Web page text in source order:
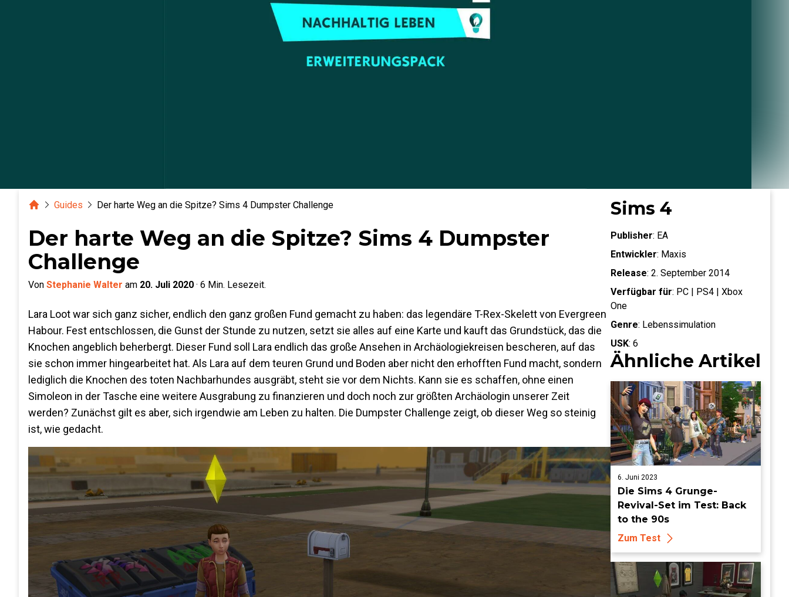
HomeGuides Der harte Weg an die Spitze? Sims 4 Dumpster Challenge
Der harte Weg an die Spitze? Sims 4 Dumpster
Challenge
Von Stephanie Walter am 20. Juli 2020 · 6 Min. Lesezeit.
Lara Loot war sich ganz sicher, endlich den ganz großen Fund gemacht zu haben: das legendäre T-Rex-Skelett von Evergreen
Habour. Fest entschlossen, die Gunst der Stunde zu nutzen, setzt sie alles auf eine Karte und kauft das Grundstück, das die
Knochen angeblich beherbergt. Dieser Fund soll Lara endlich das große Ansehen in Archäologiekreisen bescheren, auf das
sie schon immer hingearbeitet hat. Als Lara auf dem teuren Grund und Boden aber nicht den erhofften Fund macht, sondern
lediglich die Knochen des toten Nachbarhundes ausgräbt, steht sie vor dem Nichts. Kann sie es schaffen, ohne einen
Simoleon in der Tasche eine weitere Ausgrabung zu finanzieren und doch noch zur größten Archäologin unserer Zeit
werden? Zunächst gilt es aber, sich irgendwie am Leben zu halten. Die Dumpster Challenge zeigt, ob dieser Weg so steinig
ist, wie gedacht.
Sims 4
Publisher: EA
Entwickler: Maxis
Release: 2. September 2014
Verfügbar für: PC | PS4 | Xbox
One
Genre: Lebenssimulation
USK: 6
Ähnliche Artikel
6. Juni 2023
Die Sims 4 Grunge-
Revival-Set im Test: Back
to the 90s
Zum Test